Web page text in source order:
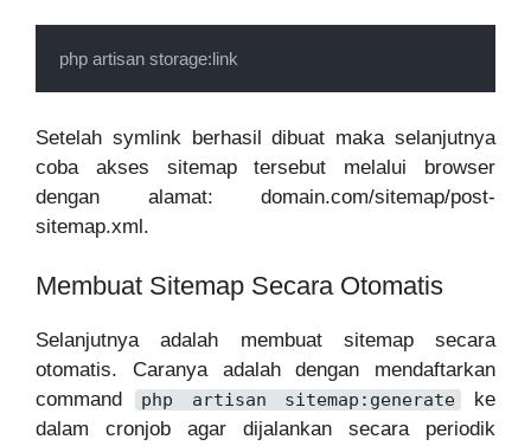
php artisan storage:link
Setelah symlink berhasil dibuat maka selanjutnya
coba akses sitemap tersebut melalui browser
dengan alamat: domain.com/sitemap/post-
sitemap.xml.
Membuat Sitemap Secara Otomatis
Selanjutnya adalah membuat sitemap secara
otomatis. Caranya adalah dengan mendaftarkan
command
php artisan sitemap:generate
ke
dalam cronjob agar dijalankan secara periodik